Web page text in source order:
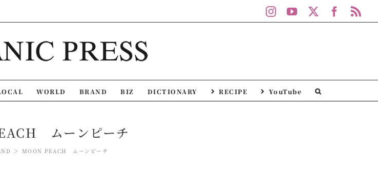
InstagramYouTube
WORLD BRAND BIZ DICTIONARY RECIPE YouTube
ムーンピーチ
MOON PEACH ムーンピーチ